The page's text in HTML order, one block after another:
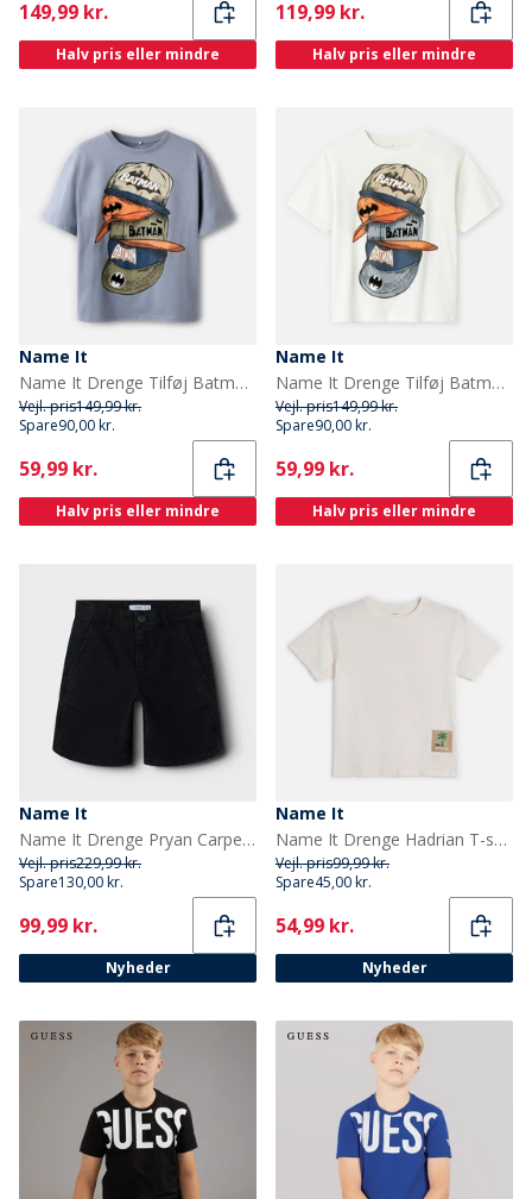
Current
149,99 kr.
Halv pris eller mindre
Current
119,99 kr.
Halv pris eller mindre
Name It
Name It Drenge Tilføj Batman T Shirt Tradewinds
Vejl. pris149,99 kr.
Spare90,00 kr.
Current
59,99 kr.
Halv pris eller mindre
Name It
Name It Drenge Tilføj Batman T Shirt Cloud Dancer
Vejl. pris149,99 kr.
Spare90,00 kr.
Current
59,99 kr.
Halv pris eller mindre
Name It
Name It Drenge Pryan Carpenter Denim Shorts Black Denim
Vejl. pris229,99 kr.
Spare130,00 kr.
Current
99,99 kr.
Nyheder
Name It
Name It Drenge Hadrian T-shirt Cloud Dancer/Football
Vejl. pris99,99 kr.
Spare45,00 kr.
Current
54,99 kr.
Nyheder